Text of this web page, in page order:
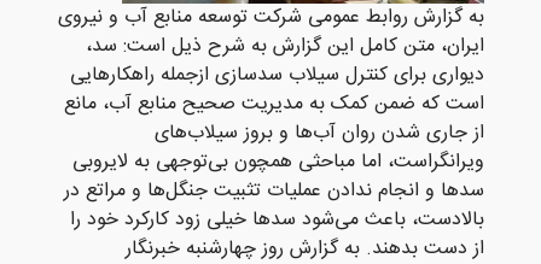
به گزارش روابط عمومی شرکت توسعه منابع آب و نیروی
ایران، متن کامل این گزارش به شرح ذیل است: سد،
دیواری برای کنترل سیلاب سدسازی ازجمله راهکارهایی
است که ضمن کمک به مدیریت صحیح منابع آب، مانع
از جاری شدن روان آب‌ها و بروز سیلاب‌های
ویرانگراست، اما مباحثی همچون بی‌توجهی به لایروبی
سدها و انجام ندادن عملیات تثبیت جنگل‌ها و مراتع در
بالادست، باعث می‌شود سدها خیلی زود کارکرد خود را
از دست بدهند. به گزارش روز چهارشنبه خبرنگار